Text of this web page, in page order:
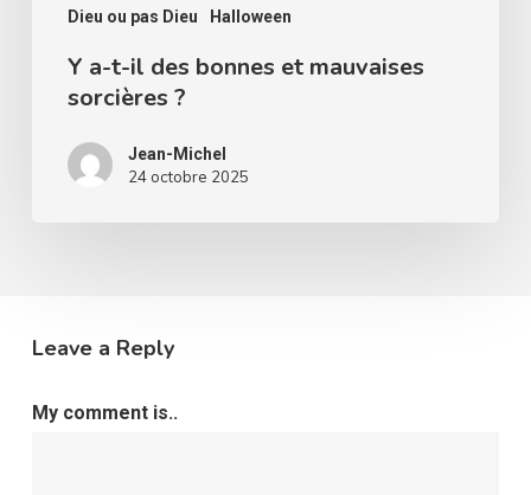
Dieu ou pas Dieu Halloween
Y a-t-il des bonnes et mauvaises
sorcières ?
Jean-Michel
24 octobre 2025
Leave a Reply
My comment is..